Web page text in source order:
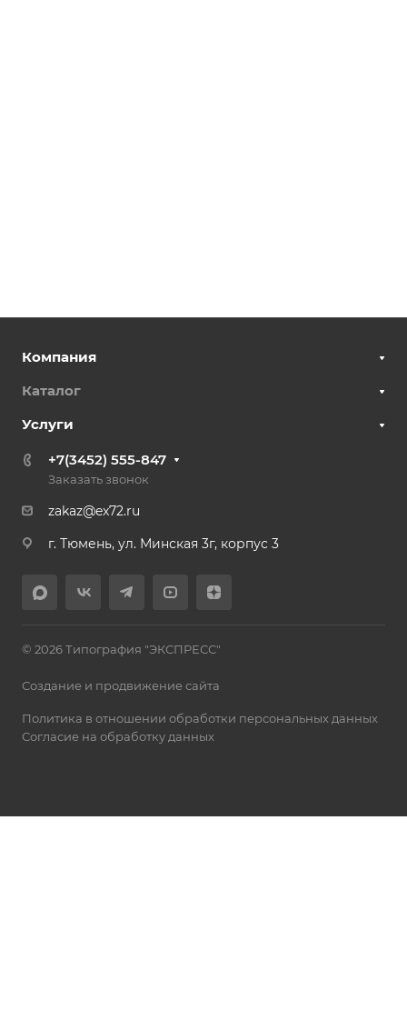
Компания
Каталог
Услуги
+7(3452) 555-847
Заказать звонок
zakaz@ex72.ru
г. Тюмень, ул. Минская 3г, корпус 3
© 2026 Типография "ЭКСПРЕСС"
Создание и продвижение сайта
Политика в отношении обработки персональных данных
Согласие на обработку данных